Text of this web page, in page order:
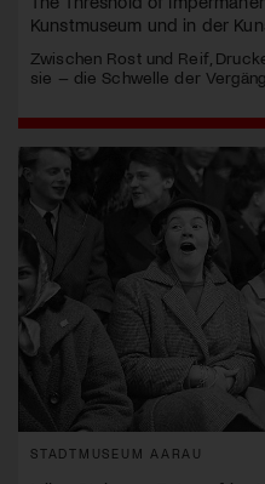
Kunstmuseum und in der
Zwischen Rost und Reif,
sie – die Schwelle der
STADTMUSEUM AARAU